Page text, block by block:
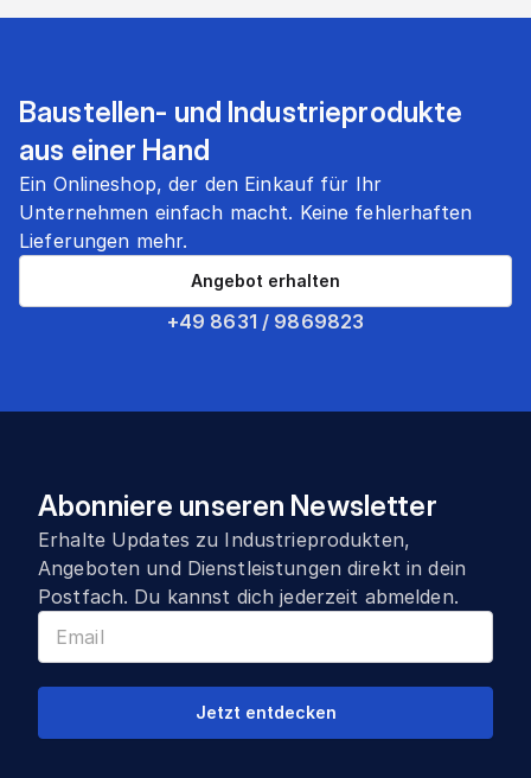
Baustellen- und Industrieprodukte
aus einer Hand
Ein Onlineshop, der den Einkauf für Ihr
Unternehmen einfach macht. Keine fehlerhaften
Lieferungen mehr.
+49 8631 / 9869823
Angebot erhalten
Abonniere unseren Newsletter
Erhalte Updates zu Industrieprodukten,
Angeboten und Dienstleistungen direkt in dein
Postfach. Du kannst dich jederzeit abmelden.
Jetzt entdecken